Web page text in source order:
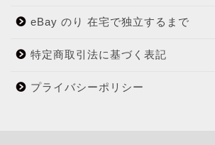
eBay のり 在宅で独立するまで
特定商取引法に基づく表記
プライバシーポリシー